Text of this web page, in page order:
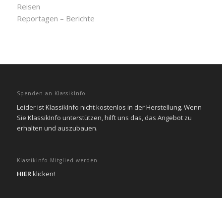
Reisen
Reportagen – Berichte
Spenden an KlassikInfo
Leider ist KlassikInfo nicht kostenlos in der Herstellung. Wenn
Sie KlassikInfo unterstützen, hilft uns das, das Angebot zu
erhalten und auszubauen.
Klassikinfo Mitglied werden
HIERklicken!